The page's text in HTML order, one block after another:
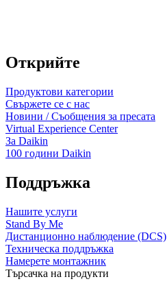
Открийте
Продуктови категории
Свържете се с нас
Новини / Съобщения за пресата
Virtual Experience Center
За Daikin
100 години Daikin
Поддръжка
Нашите услуги
Stand By Me
Дистанционно наблюдение (DCS)
Техническа поддръжка
Намерете монтажник
Търсачка на продукти